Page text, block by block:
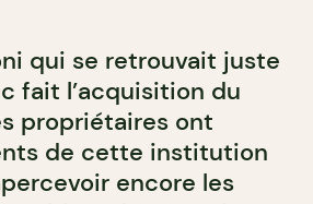
qui se retrouvait juste
fait l’acquisition du
propriétaires ont
de cette institution
encore les